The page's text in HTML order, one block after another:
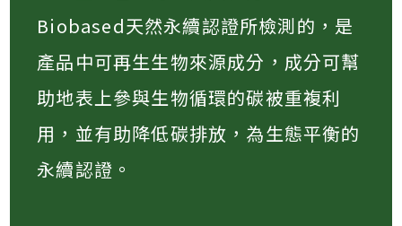
Biobased天然永續認證所檢測的，是
產品中可再生生物來源成分，成分可幫
助地表上參與生物循環的碳被重複利
用，並有助降低碳排放，為生態平衡的
永續認證。